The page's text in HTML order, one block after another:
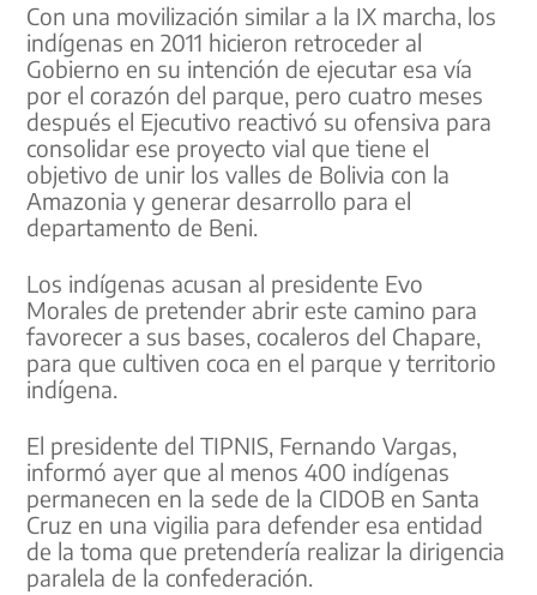
Con una movilización similar a la IX marcha, los
indígenas en 2011 hicieron retroceder al
Gobierno en su intención de ejecutar esa vía
por el corazón del parque, pero cuatro meses
después el Ejecutivo reactivó su ofensiva para
consolidar ese proyecto vial que tiene el
objetivo de unir los valles de Bolivia con la
Amazonia y generar desarrollo para el
departamento de Beni.
Los indígenas acusan al presidente Evo
Morales de pretender abrir este camino para
favorecer a sus bases, cocaleros del Chapare,
para que cultiven coca en el parque y territorio
indígena.
El presidente del TIPNIS, Fernando Vargas,
informó ayer que al menos 400 indígenas
permanecen en la sede de la CIDOB en Santa
Cruz en una vigilia para defender esa entidad
de la toma que pretendería realizar la dirigencia
paralela de la confederación.